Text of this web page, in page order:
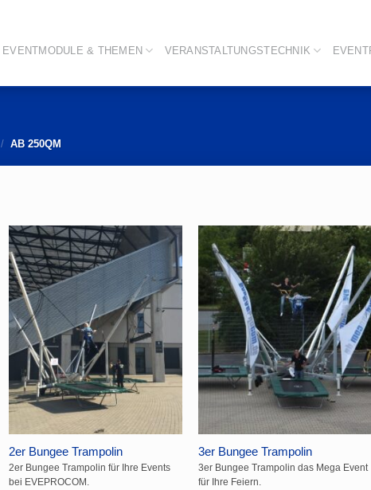
EVENTMODULE & THEMEN VERANSTALTUNGSTECHNIK
/ AB 250QM
2er Bungee Trampolin
2er Bungee Trampolin für Ihre Events
bei EVEPROCOM.
3er Bungee Trampolin
3er Bungee Trampolin das Mega Event
für Ihre Feiern.